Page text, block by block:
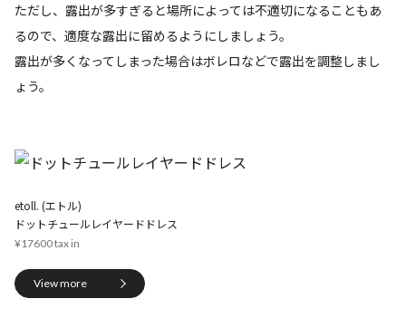
ただし、露出が多すぎると場所によっては不適切になることもあ
るので、適度な露出に留めるようにしましょう。
露出が多くなってしまった場合はボレロなどで露出を調整しまし
ょう。
etoll. (エトル)
ドットチュールレイヤードドレス
¥17600
View more